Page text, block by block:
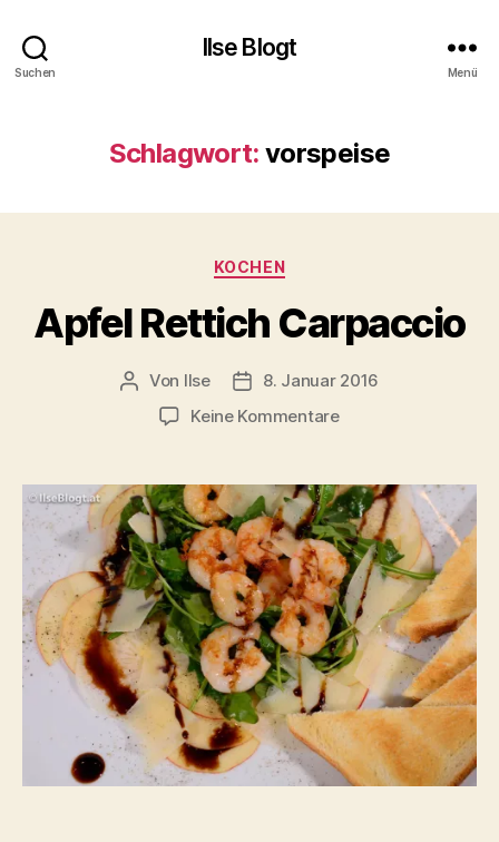
Suchen
Ilse Blogt
Menü
Schlagwort: vorspeise
Kategorien
KOCHEN
Apfel Rettich Carpaccio
Beitragsautor
Von Ilse Beitragsdatum
8. Januar 2016
Keine Kommentarezu
Carpaccio